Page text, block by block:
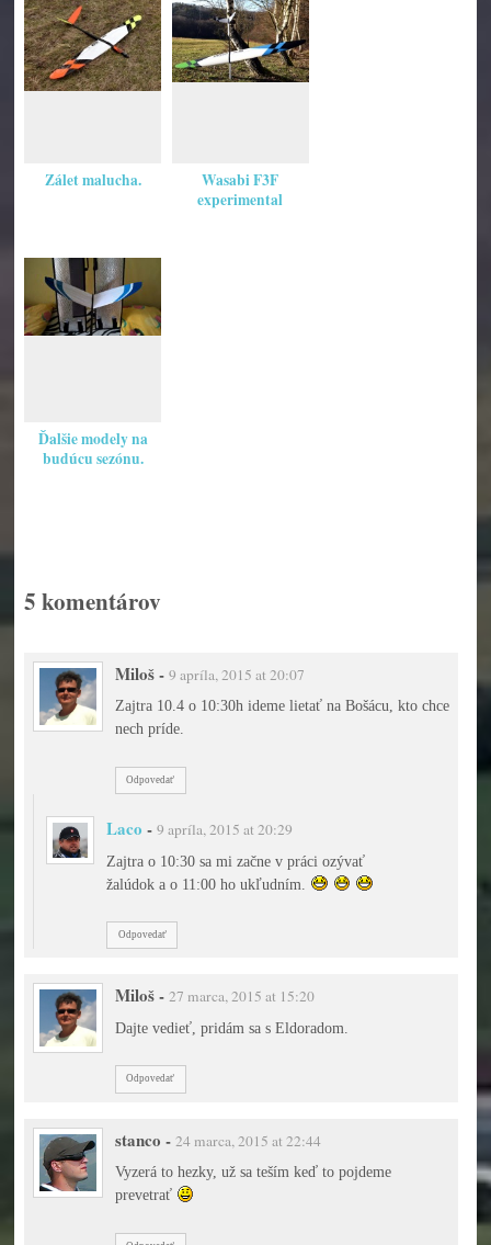
Zálet malucha.
Wasabi F3F
experimental
Ďalšie modely na
budúcu sezónu.
5 komentárov
Miloš- 9 apríla, 2015 at 20:07
Zajtra 10.4 o 10:30h ideme lietať na Bošácu, kto chce
nech príde.
Odpovedať
Laco - 9 apríla, 2015 at 20:29
Zajtra o 10:30 sa mi začne v práci ozývať
žalúdok a o 11:00 ho ukľudním.
Odpovedať
Miloš- 27 marca, 2015 at 15:20
Dajte vedieť, pridám sa s Eldoradom.
Odpovedať
stanco - 24 marca, 2015 at 22:44
Vyzerá to hezky, už sa teším keď to pojdeme
prevetrať